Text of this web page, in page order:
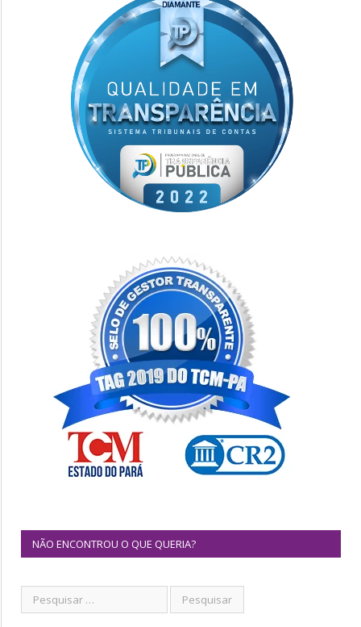
NÃO ENCONTROU O QUE QUERIA?